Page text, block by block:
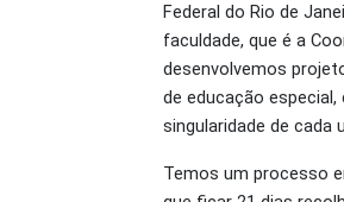
Federal do Rio de
faculdade, que é a
desenvolvemos
de educação
singularidade de cada
Temos um processo